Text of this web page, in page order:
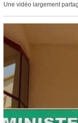
Une vidéo largement